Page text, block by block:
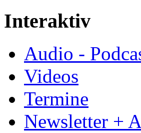
Interaktiv
Audio -
Videos
Termine
Newsletter +